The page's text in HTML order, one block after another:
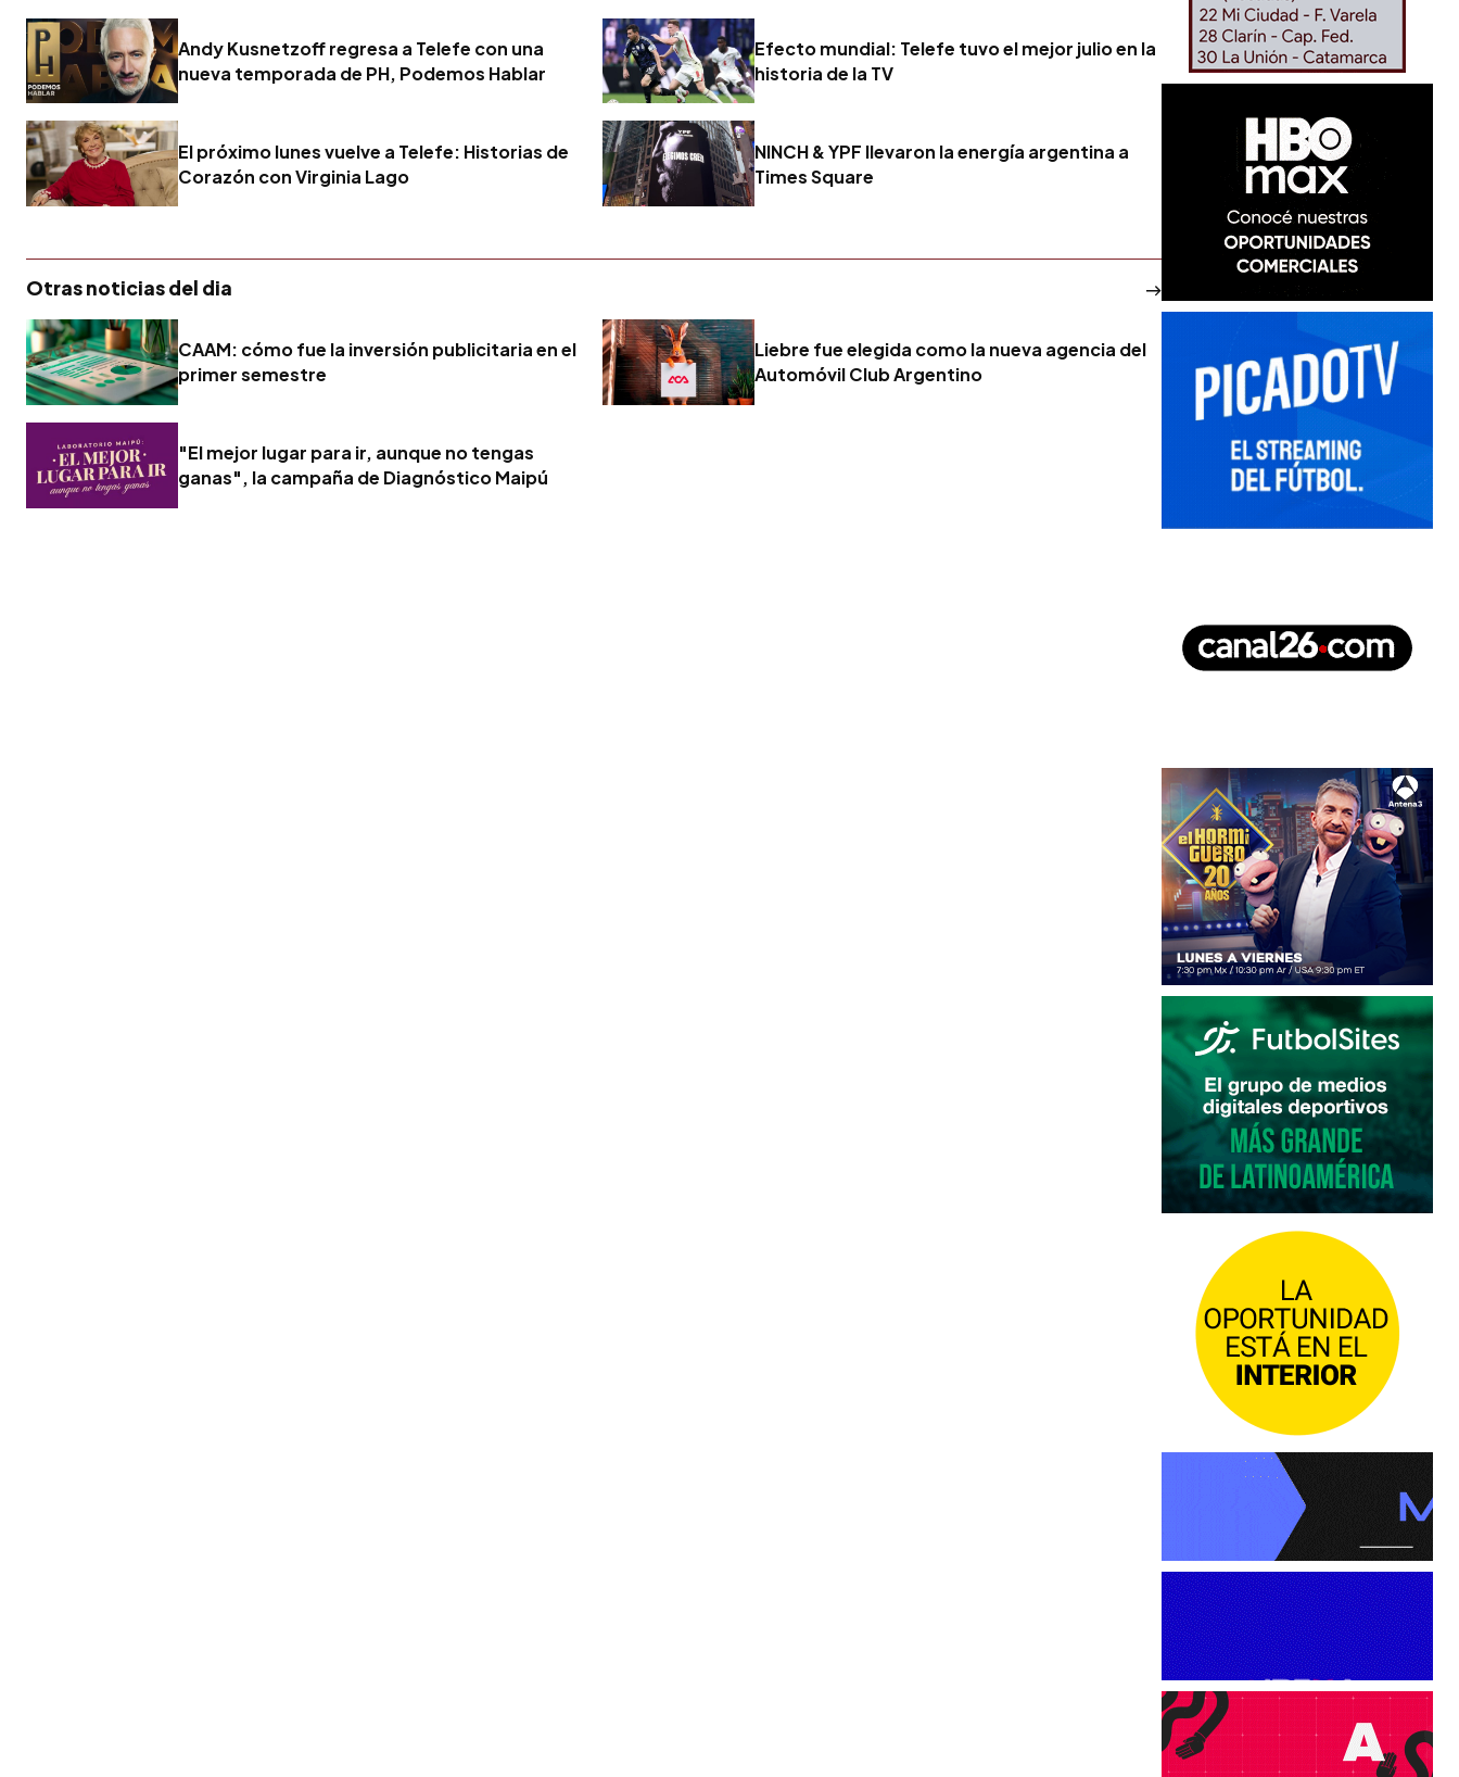
Andy Kusnetzoff regresa a Telefe con una
nueva temporada de PH, Podemos Hablar
Efecto mundial: Telefe tuvo el mejor julio en la
historia de la TV
El próximo lunes vuelve a Telefe: Historias de
Corazón con Virginia Lago
NINCH & YPF llevaron la energía argentina a
Times Square
Otras noticias del dia
CAAM: cómo fue la inversión publicitaria en el
primer semestre
Liebre fue elegida como la nueva agencia del
Automóvil Club Argentino
"El mejor lugar para ir, aunque no tengas
ganas", la campaña de Diagnóstico Maipú